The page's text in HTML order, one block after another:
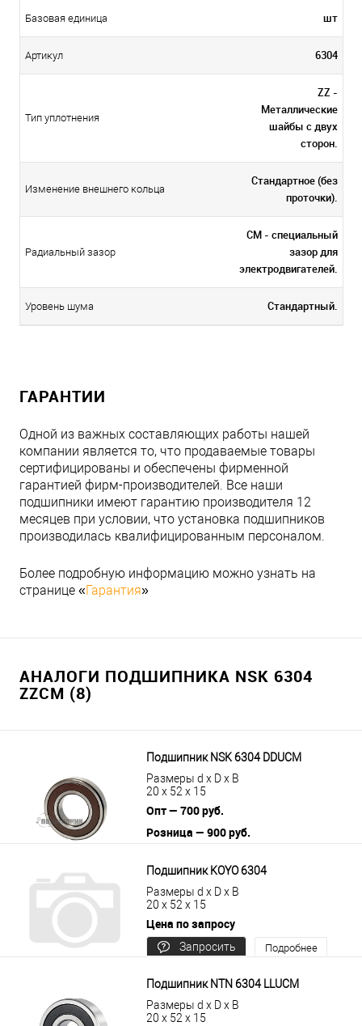
Базовая единица шт
Артикул 6304
Тип уплотнения
ZZ -
Металлические
шайбы с двух
сторон.
Изменение внешнего кольца
Стандартное (без
проточки).
Радиальный зазор
CM - специальный
зазор для
электродвигателей.
Уровень шума Стандартный.
ГАРАНТИИ
Одной из важных составляющих работы нашей
компании является то, что продаваемые товары
сертифицированы и обеспечены фирменной
гарантией фирм-производителей. Все наши
подшипники имеют гарантию производителя 12
месяцев при условии, что установка подшипников
производилась квалифицированным персоналом.
Более подробную информацию можно узнать на
странице «Гарантия»
АНАЛОГИ ПОДШИПНИКА NSK 6304
ZZCM (8)
Подшипник NSK 6304 DDUCM
Размеры d x D x B
20 x 52 x 15
Опт — 700 руб.
Розница — 900 руб.
Подшипник KOYO 6304
Размеры d x D x B
20 x 52 x 15
Цена по запросу
Запросить
Подробнее
Подшипник NTN 6304 LLUCM
Размеры d x D x B
20 x 52 x 15